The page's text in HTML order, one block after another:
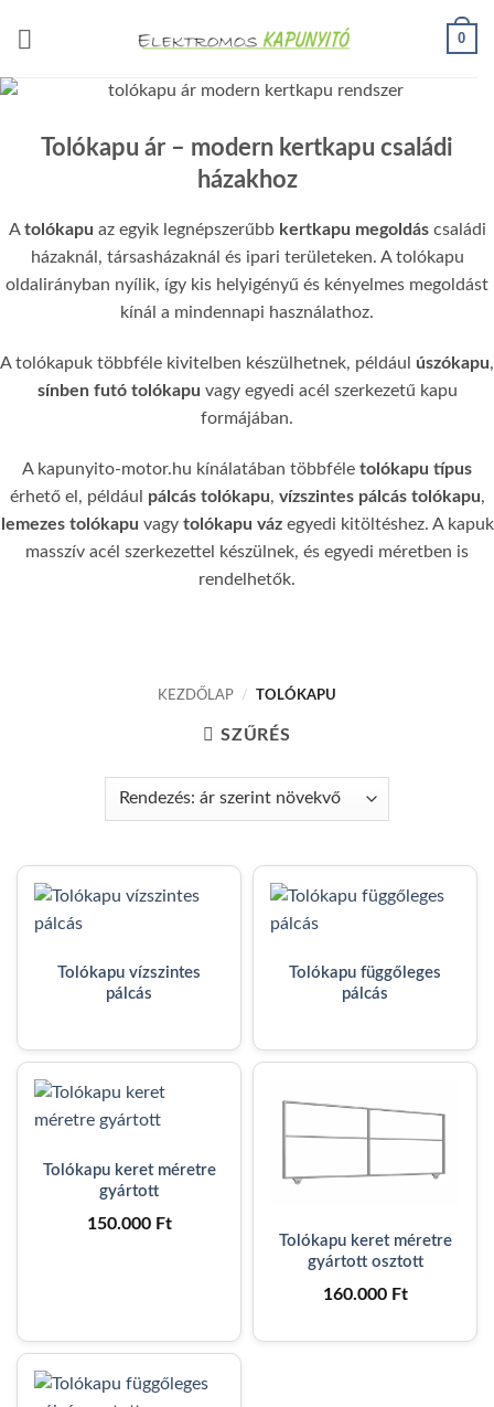
0
Tolókapu ár – modern kertkapu családi
házakhoz
Atolókapu az egyik legnépszerűbb kertkapu megoldáscsaládi
házaknál, társasházaknál és ipari területeken. A tolókapu
oldalirányban nyílik, így kis helyigényű és kényelmes megoldást
kínál a mindennapi használathoz.
A tolókapuk többféle kivitelben készülhetnek, például úszókapu,
sínben futó tolókapu vagy egyedi acél szerkezetű kapu
formájában.
A kapunyito-motor.hu kínálatában többféle tolókapu típus
érhető el, például pálcás tolókapu, vízszintes pálcás tolókapu,
lemezes tolókapu vagy tolókapu vázegyedi kitöltéshez. A kapuk
masszív acél szerkezettel készülnek, és egyedi méretben is
rendelhetők.
KEZDŐLAP / TOLÓKAPU
SZŰRÉS
Tolókapu vízszintes
pálcás
Tolókapu függőleges
pálcás
Tolókapu keret méretre
gyártott
150.000 Ft
Tolókapu keret méretre
gyártott osztott
160.000 Ft